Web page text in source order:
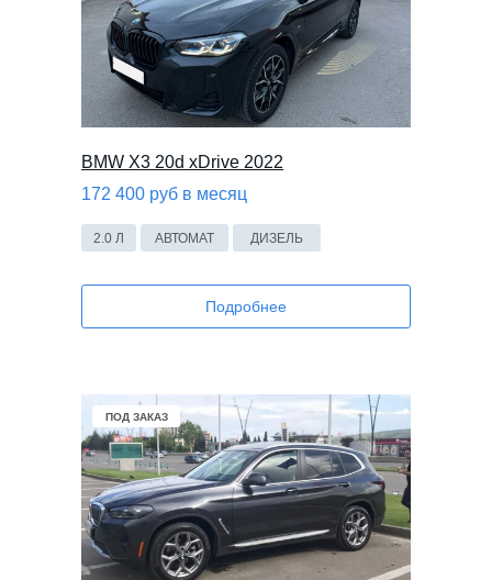
BMW X3 20d xDrive 2022
172 400 руб в месяц
Подробнее
2.0 Л АВТОМАТ ДИЗЕЛЬ
ПОД ЗАКАЗ